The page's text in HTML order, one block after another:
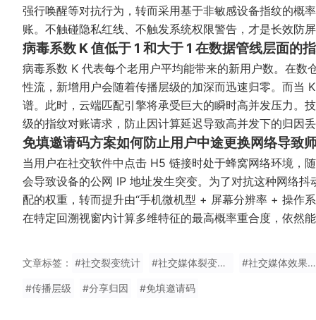
强行唤醒等对抗行为，转而采用基于非敏感设备指纹的概
账。不触碰隐私红线、不触发系统权限警告，才是长效防
病毒系数 K 值低于 1 和大于 1 在数据管线层面的
病毒系数 K 代表每个老用户平均能带来的新用户数。在
性流，新增用户会随着传播层级的加深而迅速归零。而当
谱。此时，云端匹配引擎将承受巨大的瞬时高并发压力。
级的指纹对账请求，防止因计算延迟导致高并发下的归因
免填邀请码方案如何防止用户中途更换网络导致
当用户在社交软件中点击 H5 链接时处于蜂窝网络环境，
会导致设备的公网 IP 地址发生突变。为了对抗这种网络
配的权重，转而提升由“手机微机型 + 屏幕分辨率 + 操作
在特定回溯视窗内计算多维特征的最高概率重合度，依然
文章标签： #社交裂变统计 #社交媒体裂变怎么统计 #社交媒体效果分析
#传播层级 #分享归因 #免填邀请码